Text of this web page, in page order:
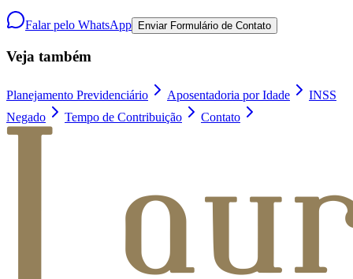
Falar pelo WhatsApp Enviar Formulário de Contato
Veja também
Planejamento Previdenciário Aposentadoria por Idade
INSS
Negado
Tempo de Contribuição Contato